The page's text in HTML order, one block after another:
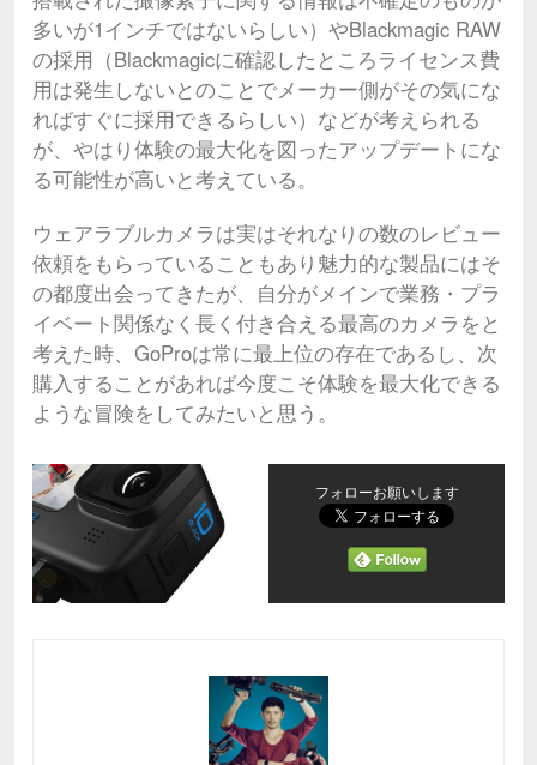
多いが1インチではないらしい）やBlackmagic RAW
の採用（Blackmagicに確認したところライセンス費
用は発生しないとのことでメーカー側がその気にな
ればすぐに採用できるらしい）などが考えられる
が、やはり体験の最大化を図ったアップデートにな
る可能性が高いと考えている。
ウェアラブルカメラは実はそれなりの数のレビュー
依頼をもらっていることもあり魅力的な製品にはそ
の都度出会ってきたが、自分がメインで業務・プラ
イベート関係なく長く付き合える最高のカメラをと
考えた時、GoProは常に最上位の存在であるし、次
購入することがあれば今度こそ体験を最大化できる
ような冒険をしてみたいと思う。
フォローお願いします